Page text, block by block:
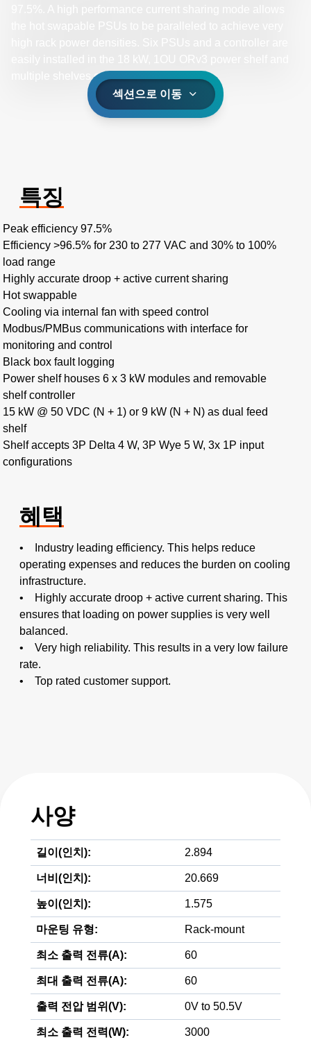
multiple shelves can operate in parallel.
섹션으로 이동
특징
Peak efficiency 97.5%
Efficiency >96.5% for 230 to 277 VAC and 30% to 100%
load range
Highly accurate droop + active current sharing
Hot swappable
Cooling via internal fan with speed control
Modbus/PMBus communications with interface for
monitoring and control
Black box fault logging
Power shelf houses 6 x 3 kW modules and removable
shelf controller
15 kW @ 50 VDC (N + 1) or 9 kW (N + N) as dual feed
shelf
Shelf accepts 3P Delta 4 W, 3P Wye 5 W, 3x 1P input
configurations
혜택
• Industry leading efficiency. This helps reduce
operating expenses and reduces the burden on cooling
infrastructure.
• Highly accurate droop + active current sharing. This
ensures that loading on power supplies is very well
balanced.
• Very high reliability. This results in a very low failure
rate.
• Top rated customer support.
사양
길이(인치): 2.894
너비(인치): 20.669
높이(인치): 1.575
마운팅 유형: Rack-mount
최소 출력 전류(A): 60
최대 출력 전류(A): 60
출력 전압 범위(V): 0V to 50.5V
최소 출력 전력(W): 3000